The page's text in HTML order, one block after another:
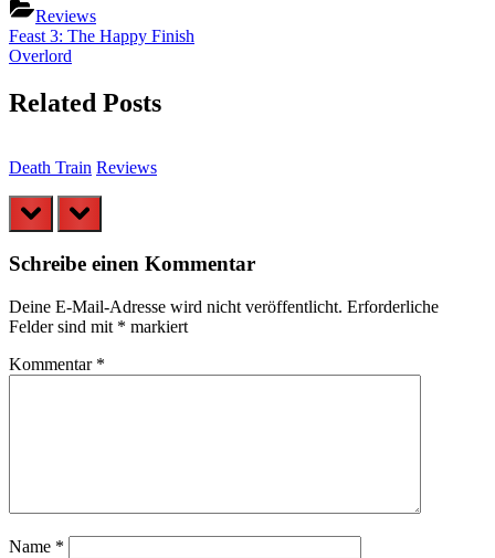
Reviews
Beitragsnavigation
Previous
Post:
Feast 3: The Happy Finish
Next
Overlord
Related Posts
Death Train Reviews
prev next
Schreibe einen Kommentar
Deine E-Mail-Adresse wird nicht veröffentlicht. Erforderliche
Felder sind mit * markiert
Kommentar *
Name *